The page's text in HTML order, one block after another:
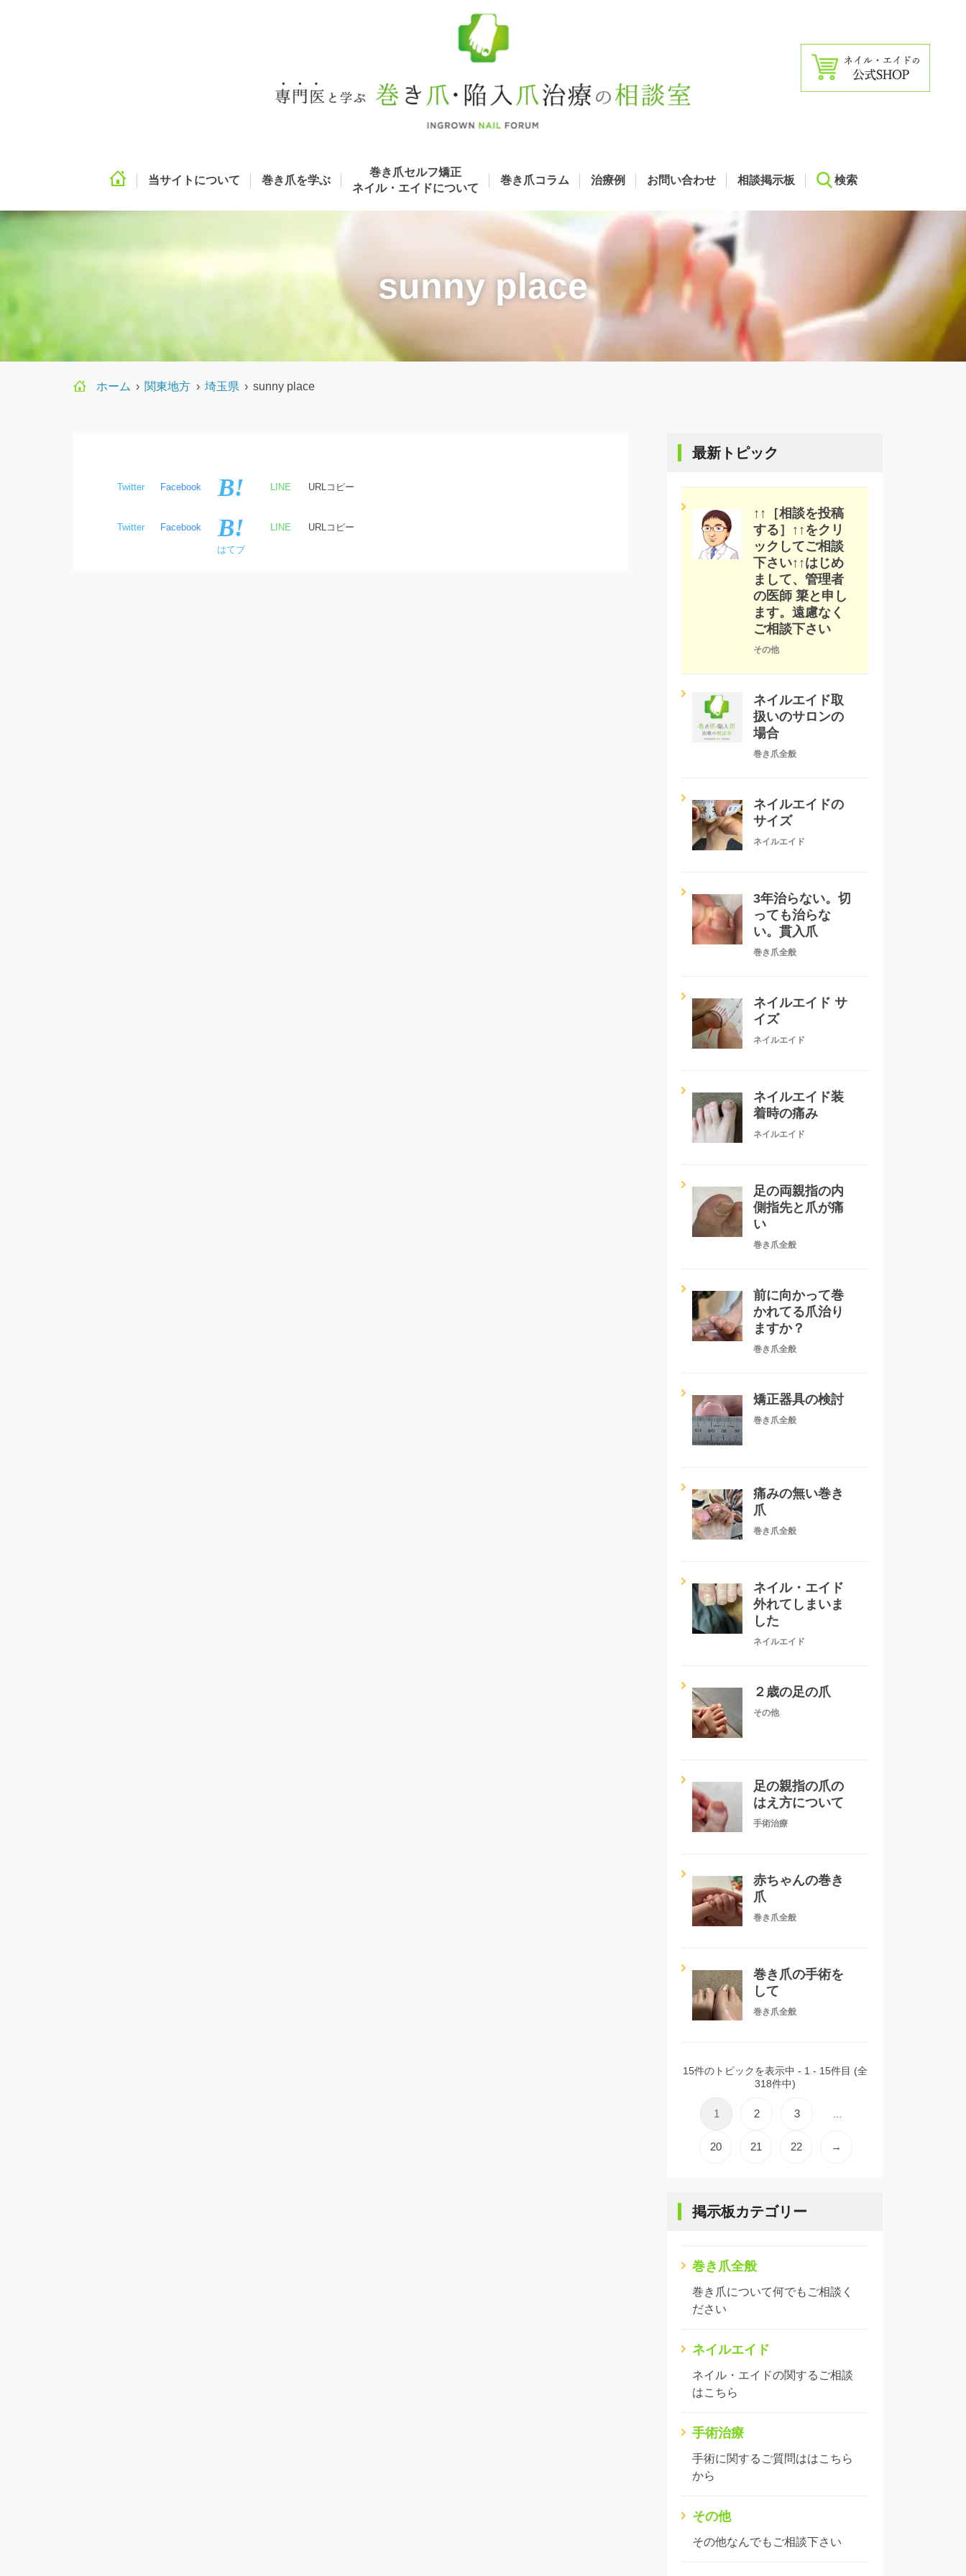
当サイトについて 巻き爪を学ぶ
巻き爪セルフ矯正
ネイル・エイドについて
巻き爪コラム 治療例 お問い合わせ 相談掲示板 検索
sunny place
ホーム › 関東地方 › 埼玉県 › sunny place
Twitter Facebook LINE URLコピー
Twitter Facebook
はてブ
LINE URLコピー
最新トピック
↑↑［相談を投稿
する］↑↑をクリ
ックしてご相談
下さい↑↑はじめ
まして、管理者
の医師 簗と申し
ます。遠慮なく
ご相談下さい
その他
ネイルエイド取
扱いのサロンの
場合
巻き爪全般
ネイルエイドの
サイズ
ネイルエイド
3年治らない。切
っても治らな
い。貫入爪
巻き爪全般
ネイルエイド サ
イズ
ネイルエイド
ネイルエイド装
着時の痛み
ネイルエイド
足の両親指の内
側指先と爪が痛
い
巻き爪全般
前に向かって巻
かれてる爪治り
ますか？
巻き爪全般
矯正器具の検討
巻き爪全般
痛みの無い巻き
爪
巻き爪全般
ネイル・エイド
外れてしまいま
した
ネイルエイド
２歳の足の爪
その他
足の親指の爪の
はえ方について
手術治療
赤ちゃんの巻き
爪
巻き爪全般
巻き爪の手術を
して
巻き爪全般
15件のトピックを表示中 - 1 - 15件目 (全
318件中)
1 2 3
20 21 22 →
掲示板カテゴリー
巻き爪全般
巻き爪について何でもご相談く
ださい
ネイルエイド
ネイル・エイドの関するご相談
はこちら
手術治療
手術に関するご質問ははこちら
から
その他
その他なんでもご相談下さい